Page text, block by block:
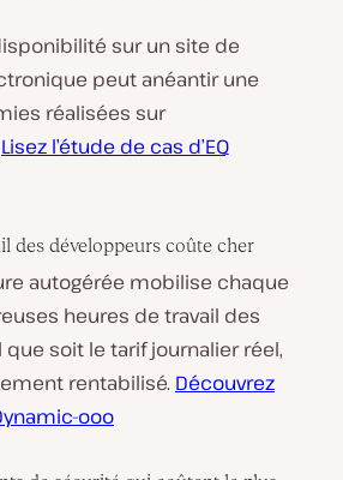
sur un site de
peut anéantir une
réalisées sur
Lisez l’étude de cas d’EQ
des développeurs coûte cher
autogérée mobilise chaque
heures de travail des
que soit le tarif journalier réel,
rentabilisé. Découvrez
ooo